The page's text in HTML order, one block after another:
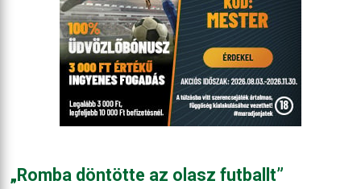
„Romba döntötte az olasz futballt”